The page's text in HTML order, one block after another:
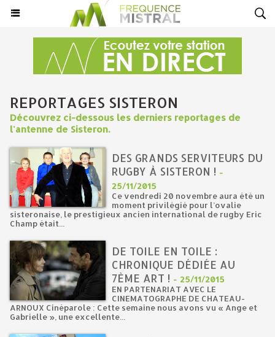
REPORTAGES SISTERON
Découvrez ci-dessous les derniers reportages de
l'antenne de Sisteron.
DES GRANDS SERVITEURS DU
RUGBY À SISTERON ! -
25/11/2015
Ce vendredi 20 novembre aura été un
moment privilégié pour l’ovalie
sisteronaise, le prestigieux ancien international de rugby Eric
Champ était...
DE TOILE EN TOILE :
CHRONIQUE DÉDIÉE AU
7ÈME ART ! - 25/11/2015
EN PARTENARIAT AVEC LE
CINEMATOGRAPHE DE CHATEAU-
ARNOUX Cinéparole : Cette semaine nous avons vu « Ange et
Gabrielle », une excellente...